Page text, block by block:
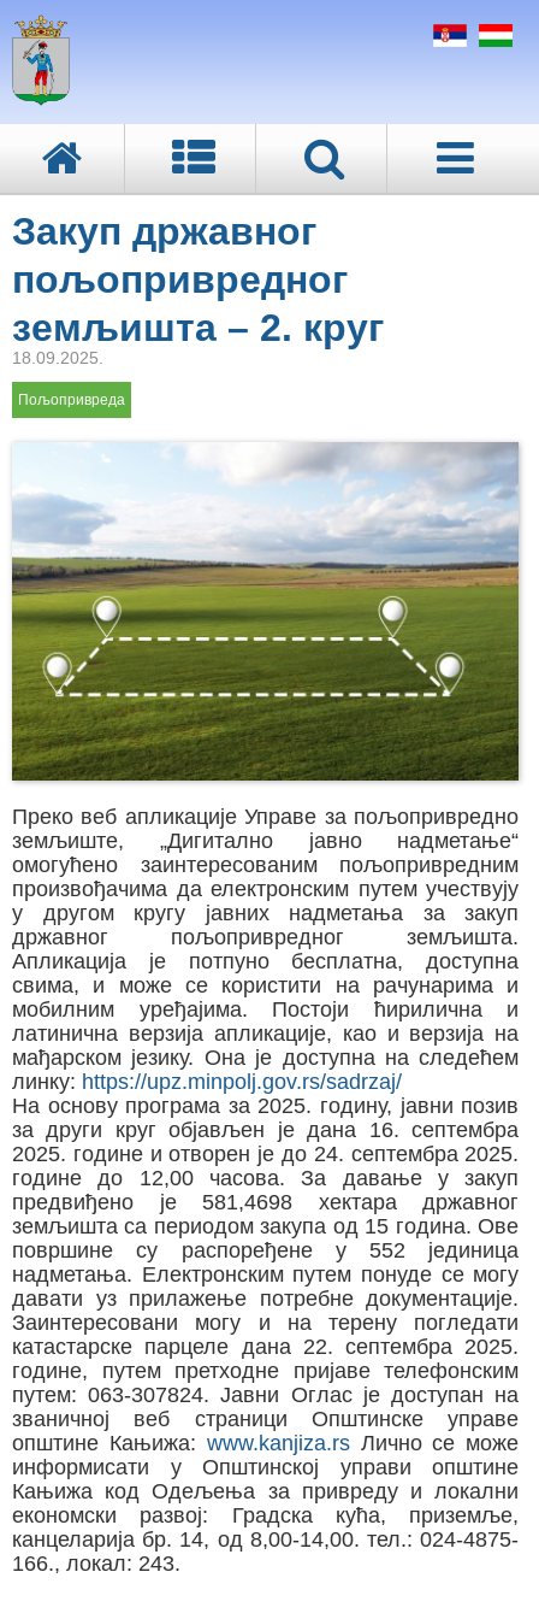
Закуп државног
пољопривредног
земљишта – 2. круг
18.09.2025.
Пољопривреда
Преко веб апликације Управе за пољопривредно
земљиште, „Дигитално јавно надметање“
омогућено заинтересованим пољопривредним
произвођачима да електронским путем учествују
у другом кругу јавних надметања за закуп
државног пољопривредног земљишта.
Апликација је потпуно бесплатна, доступна
свима, и може се користити на рачунарима и
мобилним уређајима. Постоји ћирилична и
латинична верзија апликације, као и верзија на
мађарском језику. Она је доступна на следећем
линку: https://upz.minpolj.gov.rs/sadrzaj/
На основу програма за 2025. годину, јавни позив
за други круг објављен је дана 16. септембра
2025. године и отворен је до 24. септембра 2025.
године до 12,00 часова. За давање у закуп
предвиђено је 581,4698 хектара државног
земљишта са периодом закупа од 15 година. Ове
површине су распоређене у 552 јединица
надметања. Електронским путем понуде се могу
давати уз прилажење потребне документације.
Заинтересовани могу и на терену погледати
катастарске парцеле дана 22. септембра 2025.
године, путем претходне пријаве телефонским
путем: 063-307824. Јавни Оглас је доступан на
званичној веб страници Општинске управе
општине Кањижа: www.kanjiza.rsЛично се може
информисати у Општинској управи општине
Кањижа код Одељења за привреду и локални
економски развој: Градска кућа, приземље,
канцеларија бр. 14, од 8,00-14,00. тел.: 024-4875-
166., локал: 243.